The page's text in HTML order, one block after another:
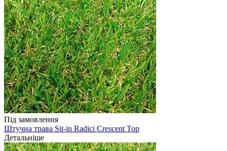
Під замовлення
Штучна трава Sit-in Radici Crescent Top
Детальніше